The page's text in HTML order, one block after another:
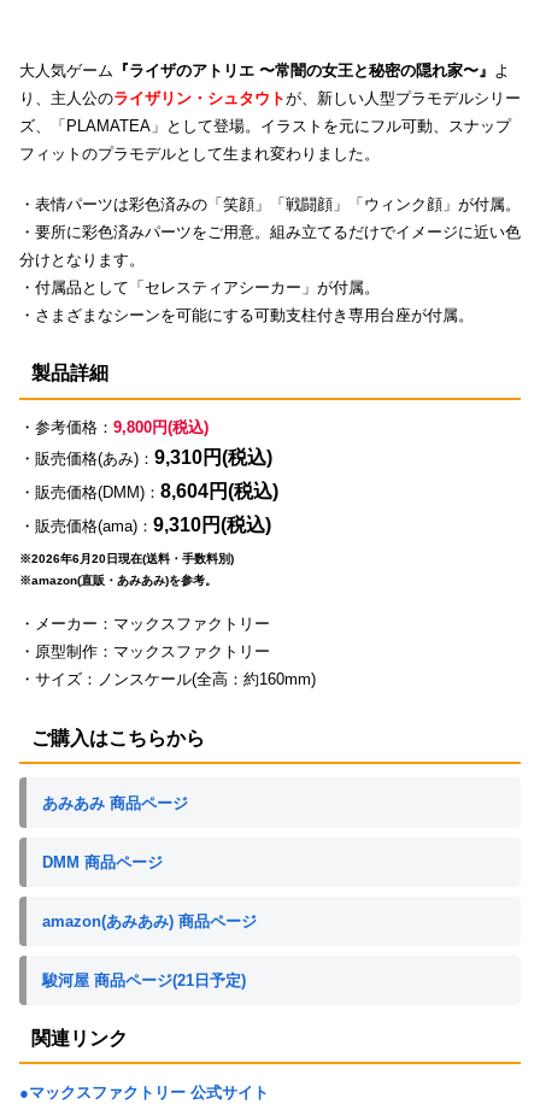
大人気ゲーム 『ライザのアトリエ 〜常闇の女王と秘密の隠れ家〜』 よ
り、主人公のライザリン・シュタウトが、新しい人型プラモデルシリー
ズ、「PLAMATEA」として登場。イラストを元にフル可動、スナップ
フィットのプラモデルとして生まれ変わりました。
・表情パーツは彩色済みの「笑顔」「戦闘顔」「ウィンク顔」が付属。
・要所に彩色済みパーツをご用意。組み立てるだけでイメージに近い色
分けとなります。
・付属品として「セレスティアシーカー」が付属。
・さまざまなシーンを可能にする可動支柱付き専用台座が付属。
製品詳細
・参考価格： 9,800円(税込)
・販売価格(あみ)： 9,310円(税込)
・販売価格(DMM)： 8,604円(税込)
・販売価格(ama)： 9,310円(税込)
※2026年6月20日現在(送料・手数料別)
※amazon(直販・あみあみ)を参考。
・メーカー：マックスファクトリー
・原型制作：マックスファクトリー
・サイズ：ノンスケール(全高：約160mm)
ご購入はこちらから
あみあみ 商品ページ
DMM 商品ページ
amazon(あみあみ) 商品ページ
駿河屋 商品ページ(21日予定)
関連リンク
●マックスファクトリー 公式サイト